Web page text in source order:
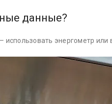
данные?
энергометр или